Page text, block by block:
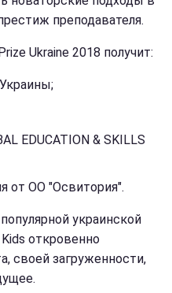
преподавателя.
Ukraine 2018 получит:
EDUCATION & SKILLS
от ОО "Освитория".
украинской
откровенно
своей загруженности,